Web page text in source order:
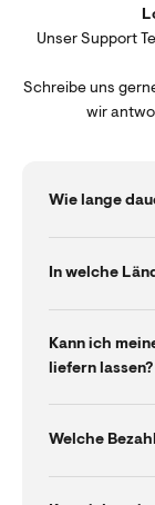
Unser Support
Schreibe uns
wir
Wie lange
In welche
Kann ich
liefern lassen?
Welche